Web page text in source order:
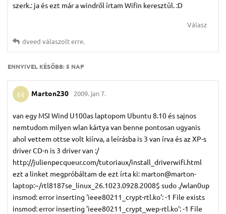
szerk.: ja és ezt már a windről írtam Wifin keresztül. :D
Válasz
dveed válaszolt erre.
ENNYIVEL KÉSŐBB:5 NAP
M Marton230 2009. jan 7.
van egy MSI Wind U100as laptopom Ubuntu 8.10 és sajnos
nemtudom milyen wlan kártya van benne pontosan ugyanis
ahol vettem ottse volt kiírva, a leírásba is 3 van írva és az XP-s
driver CD-n is 3 driver van :/
http://julienpecqueur.com/tutoriaux/install_driverwifi.html
ezt a linket megpróbáltam de ezt írta ki: marton@marton-
laptop:~/rtl8187se_linux_26.1023.0928.2008$ sudo ./wlan0up
insmod: error inserting 'ieee80211_crypt-rtl.ko': -1 File exists
insmod: error inserting 'ieee80211_crypt_wep-rtl.ko': -1 File